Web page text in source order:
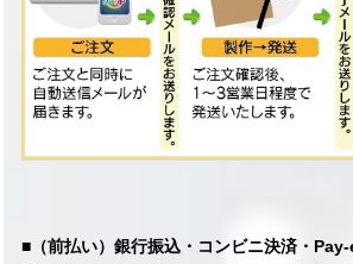
■（前払い） 銀行振込・コンビニ決済・